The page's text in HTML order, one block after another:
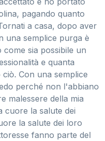
pagando quanto
a casa, dopo aver
una semplice purga è
sia possibile un
e quanta
Con una semplice
perché non l'abbiano
malessere della mia
cuore la salute dei
la salute dei loro
fanno parte del